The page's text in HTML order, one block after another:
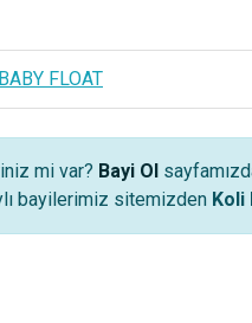
FLOAT
mi var? Bayi Ol
bayilerimiz sitemizden Koli